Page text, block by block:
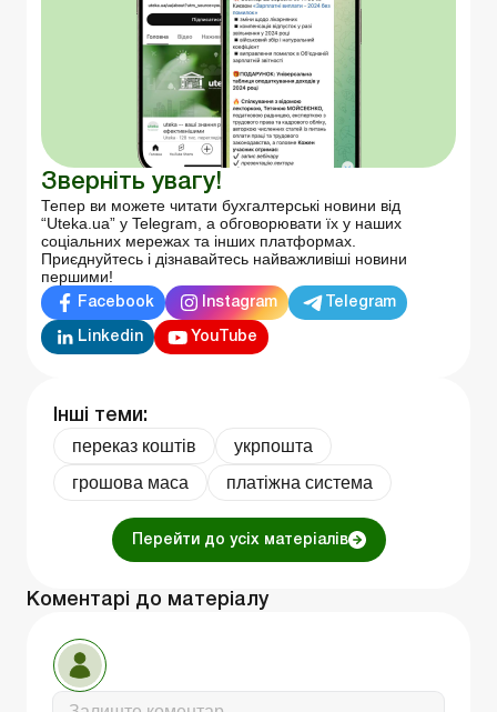
Зверніть увагу!
Тепер ви можете читати бухгалтерські новини від
“Uteka.ua” у Telegram, а обговорювати їх у наших
соціальних мережах та інших платформах.
Приєднуйтесь і дізнавайтесь найважливіші новини
першими!
Facebook Instagram Telegram
Linkedin YouTube
Інші теми:
переказ коштів
укрпошта
грошова маса
платіжна система
Перейти до усіх матеріалів
Коментарі до матеріалу